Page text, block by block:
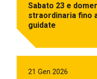
Sabato 23 e
straordinaria fino
guidate
21 Gen 2026